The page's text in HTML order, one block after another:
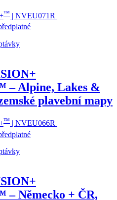
™ | NVEU071R |
Alpine, Lakes &
plavební mapy
™
| NVEU066R |
Německo + ČR,